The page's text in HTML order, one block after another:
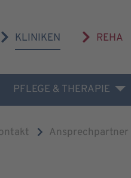
KLINIKEN REHA
PFLEGE & THERAPIE
Ansprechpartner